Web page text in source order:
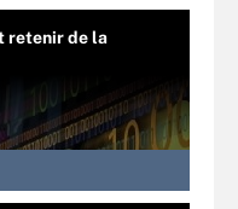
retenir de la